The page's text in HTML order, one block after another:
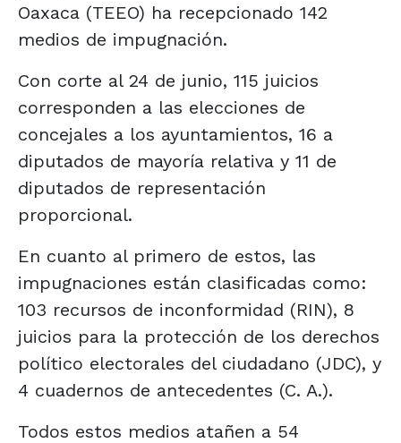
Oaxaca (TEEO) ha recepcionado 142
medios de impugnación.
Con corte al 24 de junio, 115 juicios
corresponden a las elecciones de
concejales a los ayuntamientos, 16 a
diputados de mayoría relativa y 11 de
diputados de representación
proporcional.
En cuanto al primero de estos, las
impugnaciones están clasificadas como:
103 recursos de inconformidad (RIN), 8
juicios para la protección de los derechos
político electorales del ciudadano (JDC), y
4 cuadernos de antecedentes (C. A.).
Todos estos medios atañen a 54